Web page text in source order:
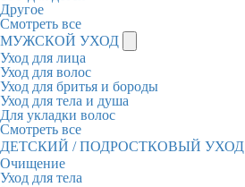
Другое
Смотреть все
МУЖСКОЙ УХОД
Уход для лица
Уход для волос
Уход для бритья и бороды
Уход для тела и душа
Для укладки волос
Смотреть все
ДЕТСКИЙ / ПОДРОСТКОВЫЙ УХОД
Очищение
Уход для тела